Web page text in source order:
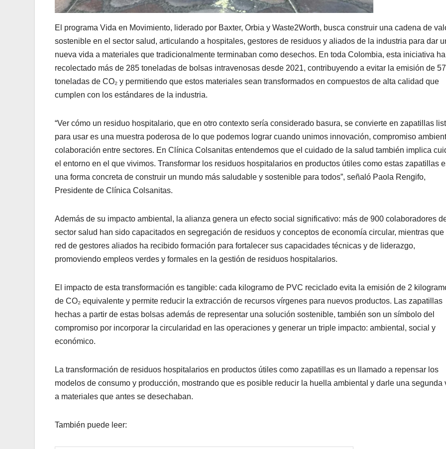
El programa Vida en Movimiento, liderado por Baxter, Orbia y Waste2Worth, busca construir una cadena de
sostenible en el sector salud, articulando a hospitales, gestores de residuos y aliados de la industria para dar
nueva vida a materiales que tradicionalmente terminaban como desechos. En toda Colombia, esta iniciativa ha
recolectado más de 285 toneladas de bolsas intravenosas desde 2021, contribuyendo a evitar la emisión de
toneladas de CO₂ y permitiendo que estos materiales sean transformados en compuestos de alta calidad que
cumplen con los estándares de la industria.
“Ver cómo un residuo hospitalario, que en otro contexto sería considerado basura, se convierte en zapatillas
para usar es una muestra poderosa de lo que podemos lograr cuando unimos innovación, compromiso
colaboración entre sectores. En Clínica Colsanitas entendemos que el cuidado de la salud también implica
el entorno en el que vivimos. Transformar los residuos hospitalarios en productos útiles como estas zapatillas
una forma concreta de construir un mundo más saludable y sostenible para todos”, señaló Paola Rengifo,
Presidente de Clínica Colsanitas.
Además de su impacto ambiental, la alianza genera un efecto social significativo: más de 900 colaboradores
sector salud han sido capacitados en segregación de residuos y conceptos de economía circular, mientras que
red de gestores aliados ha recibido formación para fortalecer sus capacidades técnicas y de liderazgo,
promoviendo empleos verdes y formales en la gestión de residuos hospitalarios.
El impacto de esta transformación es tangible: cada kilogramo de PVC reciclado evita la emisión de 2
de CO₂ equivalente y permite reducir la extracción de recursos vírgenes para nuevos productos. Las zapatillas
hechas a partir de estas bolsas además de representar una solución sostenible, también son un símbolo del
compromiso por incorporar la circularidad en las operaciones y generar un triple impacto: ambiental, social y
económico.
La transformación de residuos hospitalarios en productos útiles como zapatillas es un llamado a repensar los
modelos de consumo y producción, mostrando que es posible reducir la huella ambiental y darle una segunda
a materiales que antes se desechaban.
También puede leer: